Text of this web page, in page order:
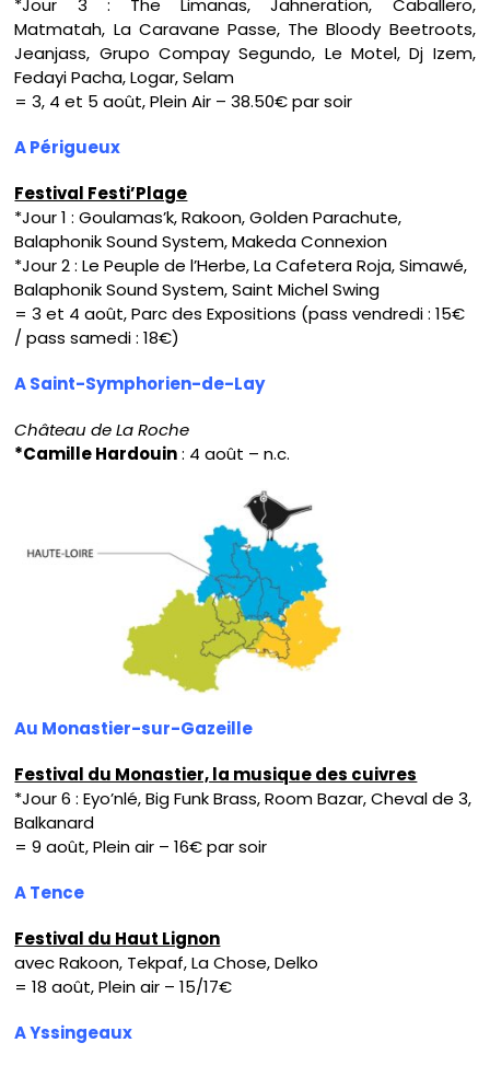
Matmatah, La Caravane Passe, The Bloody Beetroots,
Jeanjass, Grupo Compay Segundo, Le Motel, Dj Izem,
Fedayi Pacha, Logar, Selam
= 3, 4 et 5 août, Plein Air – 38.50€ par soir
A Périgueux
Festival Festi’Plage
*Jour 1 : Goulamas’k, Rakoon, Golden Parachute,
Balaphonik Sound System, Makeda Connexion
*Jour 2 : Le Peuple de l’Herbe, La Cafetera Roja, Simawé,
Balaphonik Sound System, Saint Michel Swing
= 3 et 4 août, Parc des Expositions (pass vendredi : 15€
/ pass samedi : 18€)
A Saint-Symphorien-de-Lay
Château de La Roche
*Camille Hardouin: 4 août – n.c.
Au Monastier-sur-Gazeille
Festival du Monastier, la musique des cuivres
*Jour 6 : Eyo’nlé, Big Funk Brass, Room Bazar, Cheval de 3,
Balkanard
= 9 août, Plein air – 16€ par soir
A Tence
Festival du Haut Lignon
avec Rakoon, Tekpaf, La Chose, Delko
= 18 août, Plein air – 15/17€
A Yssingeaux